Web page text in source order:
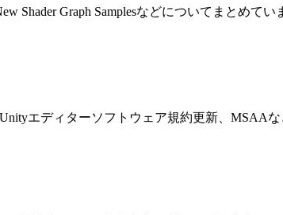
Shader Graph Samplesなどについてまとめてい
エディターソフトウェア規約更新、MSAA